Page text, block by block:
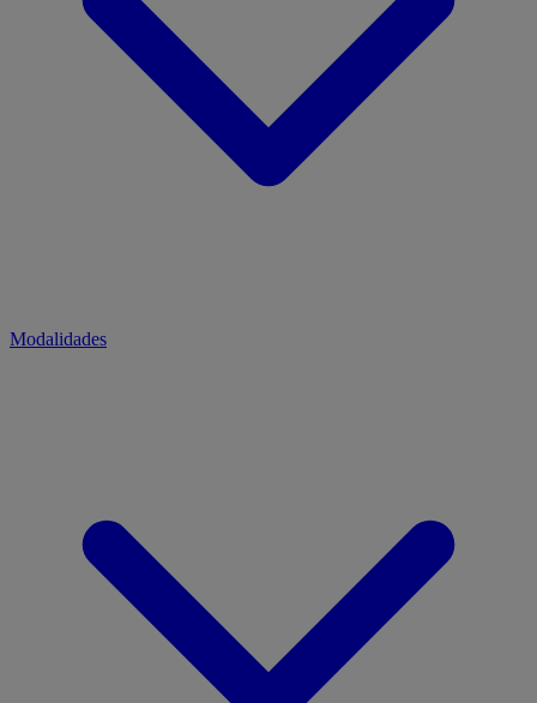
Modalidades